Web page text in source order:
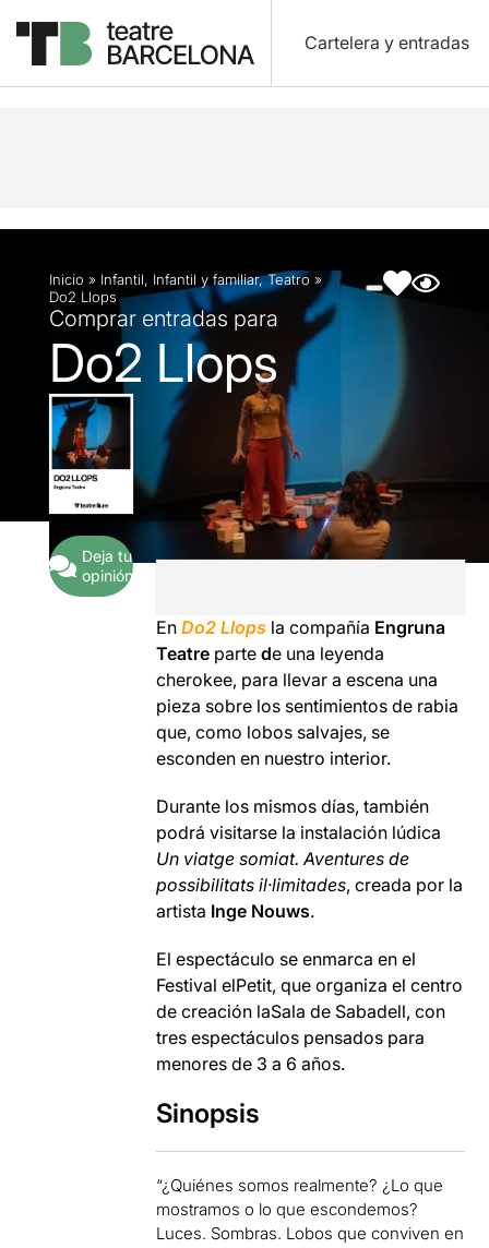
Cartelera y entradas
Descripción Ficha artística Fotos y vídeos
Inicio » Infantil, Infantil y familiar,Teatro »
Do2 Llops
Comprar entradas para
Do2 Llops
Deja tu
opinión
EnDo2 Llops la compañía Engruna
Teatre partede una leyenda
cherokee, para llevar a escena una
pieza sobre los sentimientos de rabia
que, como lobos salvajes, se
esconden en nuestro interior.
Durante los mismos días, también
podrá visitarse la instalación lúdica
Un viatge somiat. Aventures de
possibilitats il·limitades, creada por la
artista Inge Nouws.
El espectáculo se enmarca en el
Festival elPetit, que organiza el centro
de creación laSala de Sabadell, con
tres espectáculos pensados para
menores de 3 a 6 años.
Sinopsis
“¿Quiénes somos realmente? ¿Lo que
mostramos o lo que escondemos?
Luces. Sombras. Lobos que conviven en